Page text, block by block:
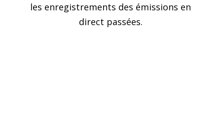
les enregistrements des émissions en
direct passées.